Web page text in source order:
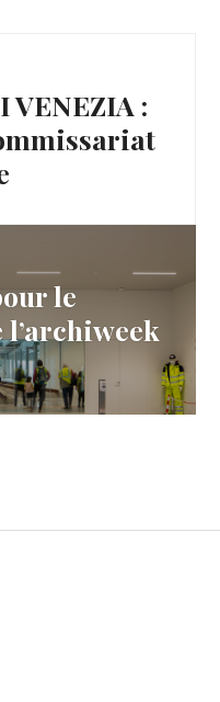
VENEZIA :
le